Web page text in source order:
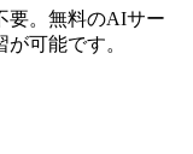
要。無料のAIサー
可能です。